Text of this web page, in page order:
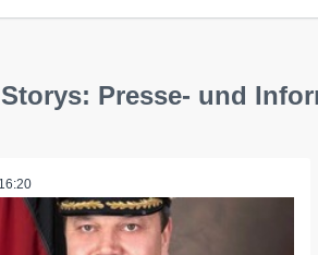
Presse- und